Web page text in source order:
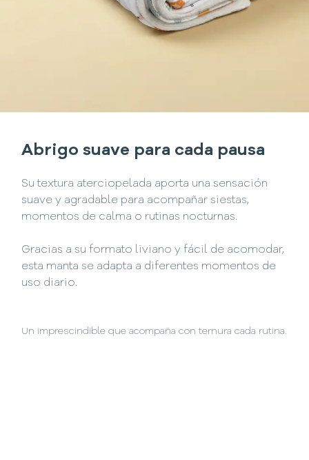
Abrigo suave para cada pausa
Su textura aterciopelada aporta una sensación
suave y agradable para acompañar siestas,
momentos de calma o rutinas nocturnas.
Gracias a su formato liviano y fácil de acomodar,
esta manta se adapta a diferentes momentos de
uso diario.
Un imprescindible que acompaña con ternura cada rutina.